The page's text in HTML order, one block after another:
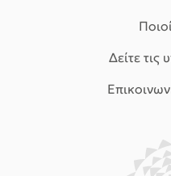
Δείτε τις